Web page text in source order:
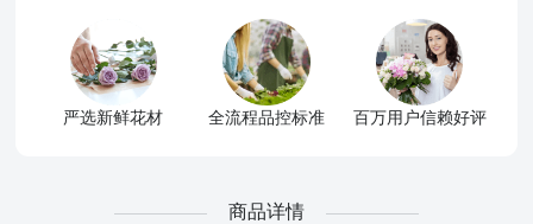
严选新鲜花材 全流程品控标准 百万用户信赖好评
商品详情